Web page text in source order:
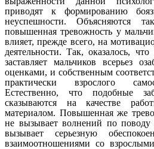
приводят к формированию
неуспешности. Объясняются
повышенная тревожность у
влияет, прежде всего, на
деятельности. Так, оказалось,
заставляет мальчиков всерьез
оценками, и собственным
практически взрослого
Естественно, что подобные
сказываются на качестве
материалом. Повышенная же
не вызывает волнений по поводу
вызывает серьезную
взаимоотношениями со